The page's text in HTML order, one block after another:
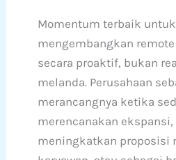
Momentum terbaik untuk
mengembangkan
secara proaktif, bukan
melanda. Perusahaan
merancangnya ketika
merencanakan
meningkatkan proposisi